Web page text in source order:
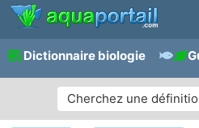
Dictionnaire biologie